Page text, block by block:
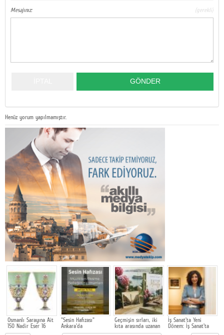
Mesajınız: (gerekli)
Henüz yorum yapılmamıştır.
Osmanlı Sarayına Ait
150 Nadir Eser 16
Ağustos'ta
"Sesin Hafızası"
Ankara'da
Geçmişin sırları, iki
kıta arasında uzanan
bir aile hikâyesinde
İş Sanat'ta Yeni
Dönem: İş Sanat'ta
Genel Müdürlük